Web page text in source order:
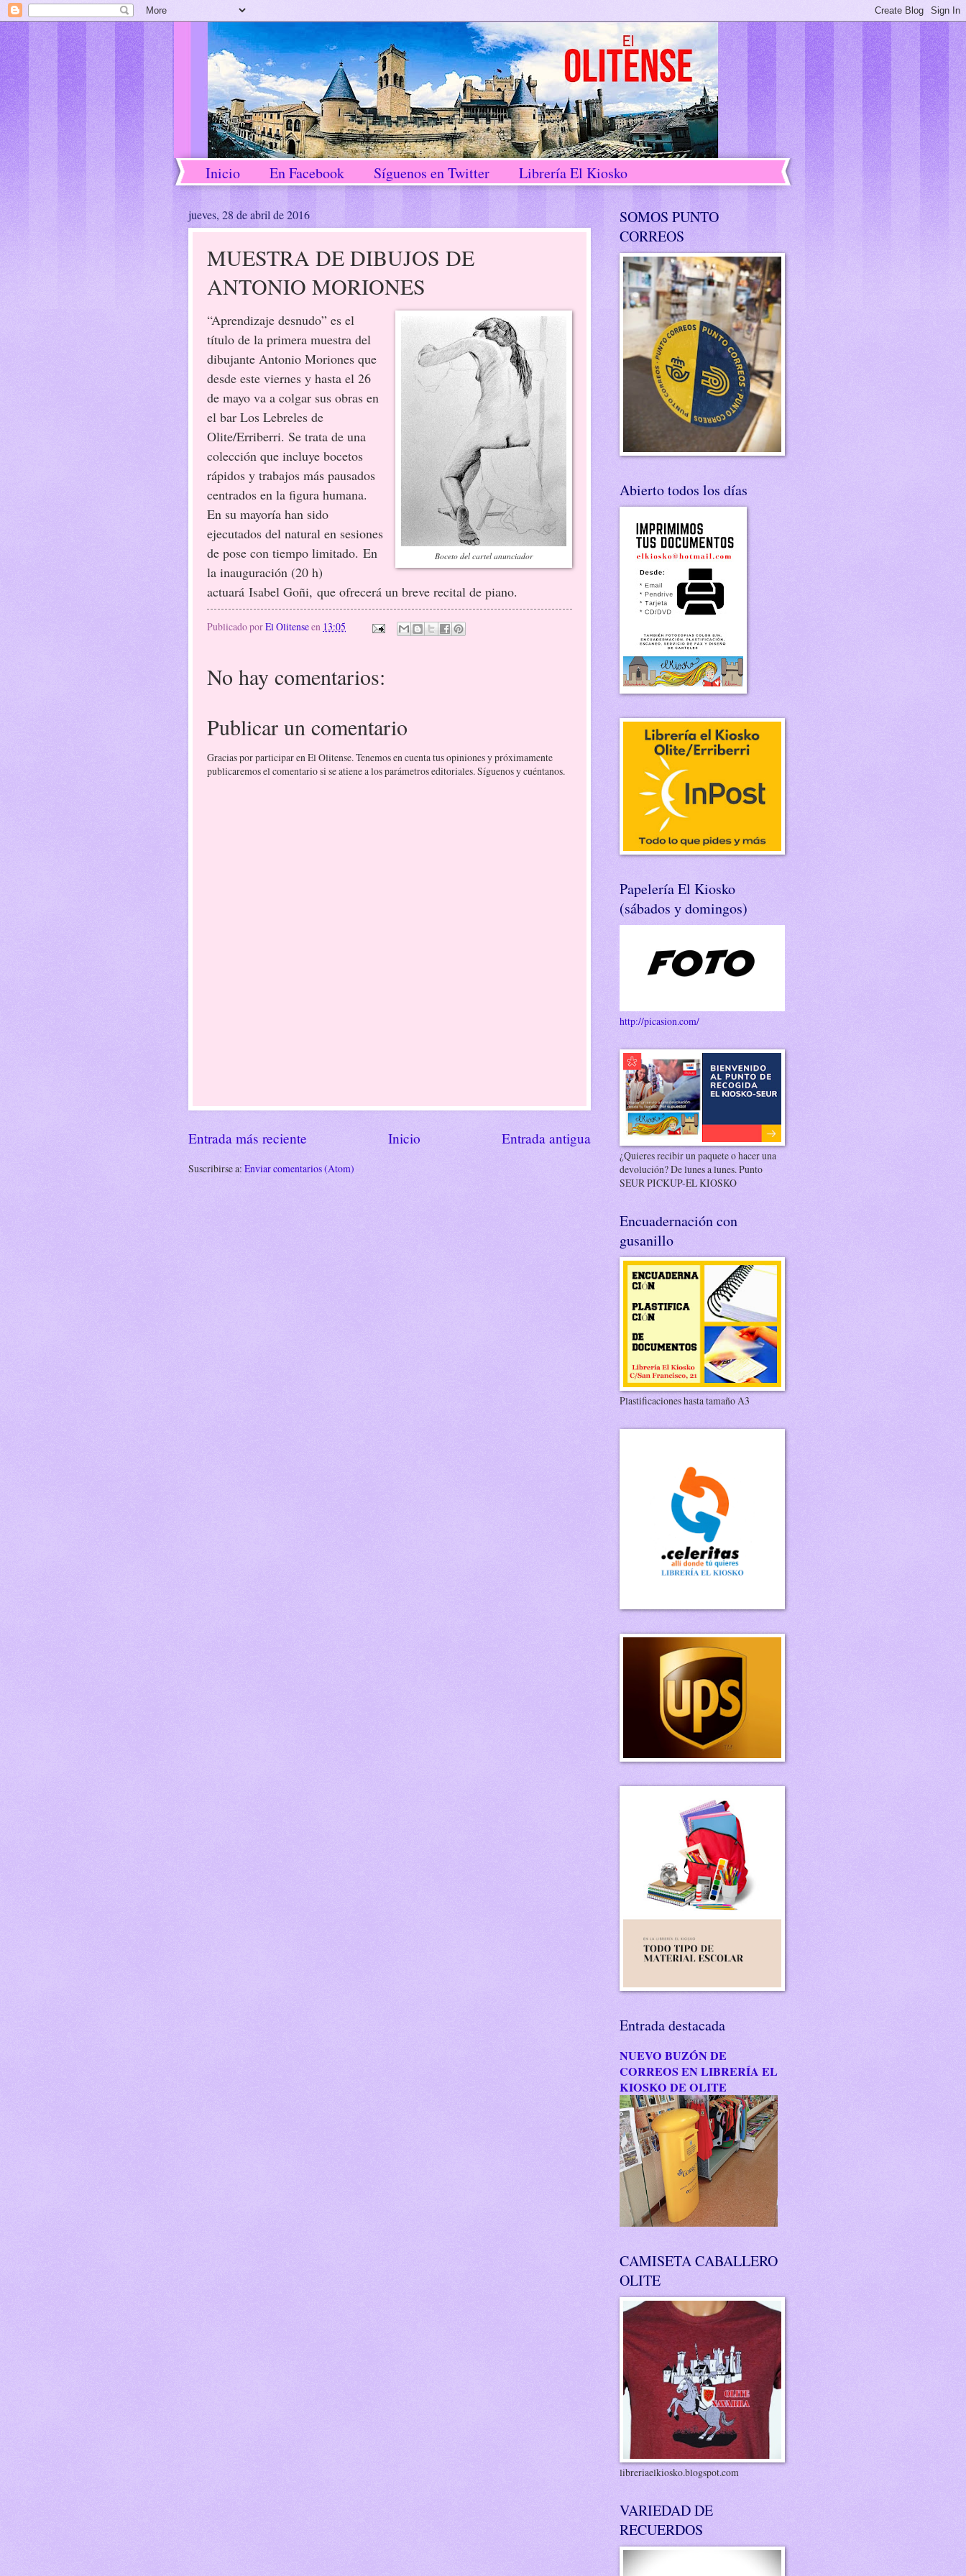
Inicio En Facebook Síguenos en Twitter Librería El Kiosko
jueves, 28 de abril de 2016
MUESTRA DE DIBUJOS DE
ANTONIO MORIONES
Boceto del cartel anunciador
“Aprendizaje desnudo” es el
título de la primera muestra del
dibujante Antonio Moriones que
desde este viernes y hasta el 26
de mayo va a colgar sus obras en
el bar Los Lebreles de
Olite/Erriberri. Se trata de una
colección que incluye bocetos
rápidos y trabajos más pausados
centrados en la figura humana.
En su mayoría han sido
ejecutados del natural en sesiones
de pose con tiempo limitado. En
la inauguración (20 h)
actuará Isabel Goñi, que ofrecerá un breve recital de piano.
Publicado porEl Olitenseen 13:05
No hay comentarios:
Publicar un comentario
Gracias por participar en El Olitense. Tenemos en cuenta tus opiniones y próximamente
publicaremos el comentario si se atiene a los parámetros editoriales. Síguenos y cuéntanos.
Entrada más reciente Entrada antigua
Inicio
Suscribirse a: Enviar comentarios (Atom)
SOMOS PUNTO
CORREOS
Abierto todos los días
Papelería El Kiosko
(sábados y domingos)
http://picasion.com/
¿Quieres recibir un paquete o hacer una
devolución? De lunes a lunes. Punto
SEUR PICKUP-EL KIOSKO
Encuadernación con
gusanillo
Plastificaciones hasta tamaño A3
Entrada destacada
NUEVO BUZÓN DE
CORREOS EN LIBRERÍA EL
KIOSKO DE OLITE
CAMISETA CABALLERO
OLITE
libreriaelkiosko.blogspot.com
VARIEDAD DE
RECUERDOS